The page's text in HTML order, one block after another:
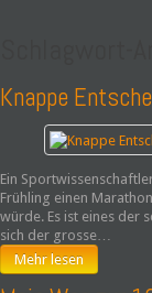
Knappe
Ein
Frühling einen
würde. Es ist eines der
sich der grosse…
Mehr lesen